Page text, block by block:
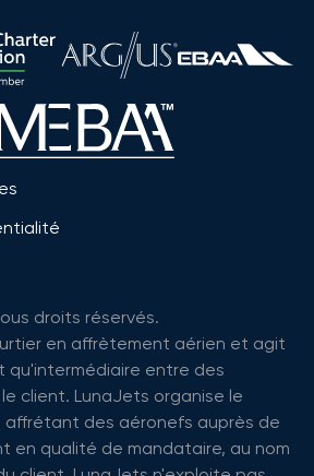
droits réservés.
en affrètement aérien et agit
qu'intermédiaire entre des
client. LunaJets organise le
affrétant des aéronefs auprès de
en qualité de mandataire, au nom